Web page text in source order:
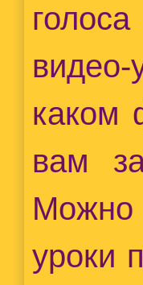
каком
вам
уроки